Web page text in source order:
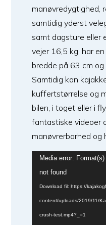
manøvredygtighed,
samtidig yderst
samt dagsture eller
vejer 16,5 kg, har
bredde på 63 cm
Samtidig kan
kuffertstørrelse og
bilen, i toget eller i
fantastiske videoer
manøvrerbarhed og
Videoafspiller
Media error:
not found
Download fil: https://
content/uploads/2019/11/
crush-test.mp4?_=1